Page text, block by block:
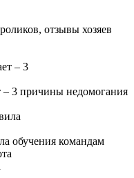
отзывы хозяев
– 3 причины недомогания
обучения командам